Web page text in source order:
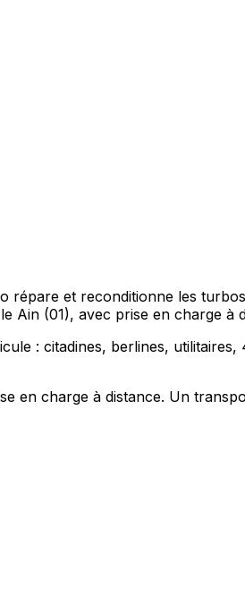
et reconditionne les
Ain (01), avec prise en charge à
: citadines, berlines,
en charge à distance. Un